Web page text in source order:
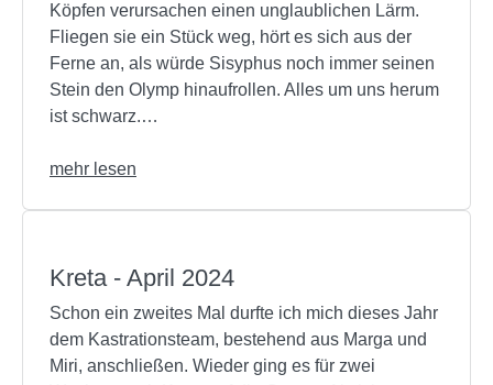
Köpfen verursachen einen unglaublichen Lärm.
Fliegen sie ein Stück weg, hört es sich aus der
Ferne an, als würde Sisyphus noch immer seinen
Stein den Olymp hinaufrollen. Alles um uns herum
ist schwarz.…
mehr lesen
Kreta - April 2024
Schon ein zweites Mal durfte ich mich dieses Jahr
dem Kastrationsteam, bestehend aus Marga und
Miri, anschließen. Wieder ging es für zwei